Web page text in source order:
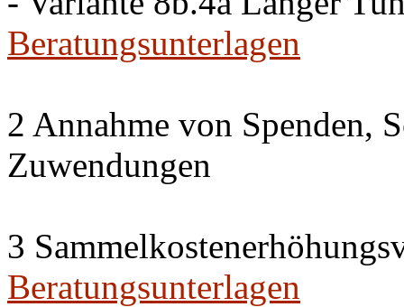
Beratungsunterlagen
2 Annahme von Spenden,
Zuwendungen
3
Beratungsunterlagen